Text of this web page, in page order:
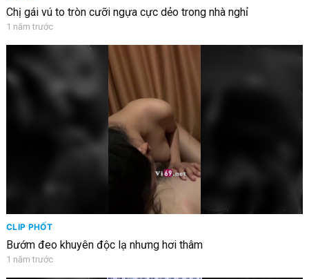
Chị gái vú to tròn cưỡi ngựa cực dẻo trong nhà nghỉ
1 năm trước
CLIP PHỐT
Bướm đeo khuyên độc lạ nhưng hơi thâm
1 năm trước